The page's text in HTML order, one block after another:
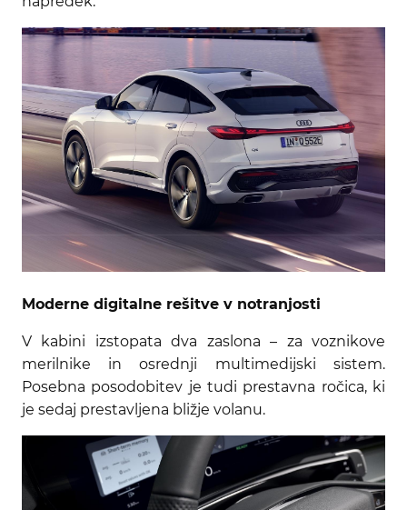
Moderne digitalne rešitve v notranjosti
V kabini izstopata dva zaslona – za voznikove
merilnike in osrednji multimedijski sistem.
Posebna posodobitev je tudi prestavna ročica, ki
je sedaj prestavljena bližje volanu.